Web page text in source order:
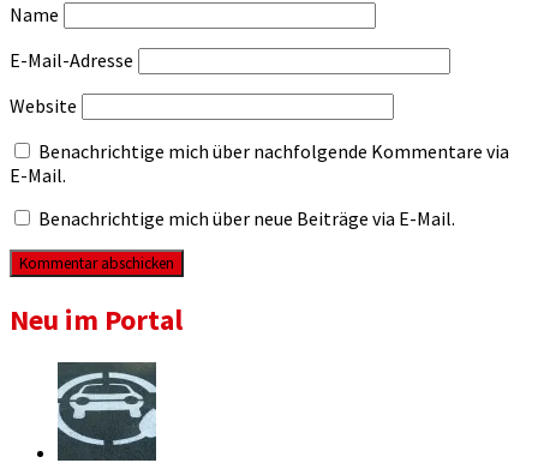
Name
E-Mail-Adresse
Website
Benachrichtige mich über nachfolgende Kommentare via
E-Mail.
Benachrichtige mich über neue Beiträge via E-Mail.
Neu im Portal